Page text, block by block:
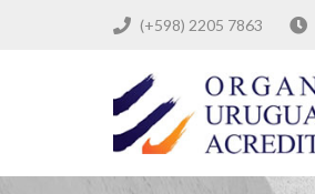
(+598) 2205 7863